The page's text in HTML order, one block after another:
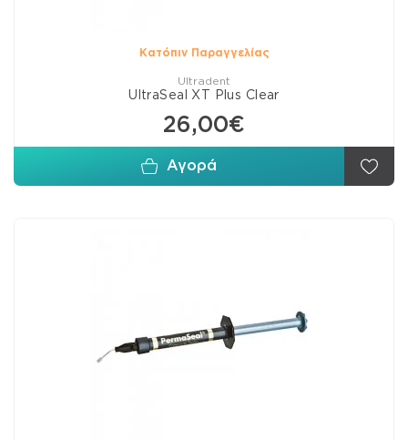
Κατόπιν Παραγγελίας
Ultradent
UltraSeal XT Plus Clear
26,00€
Αγορά